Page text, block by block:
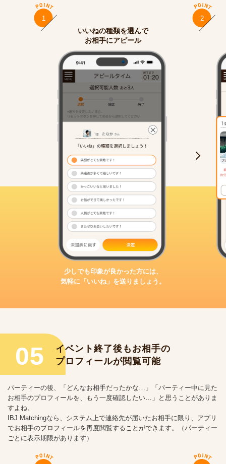
1
いいねの種類を選んで
お相手にアピール
少しでも印象が良かった方には、
気軽に「いいね」を送りましょう。
2
05
イベント終了後もお相手の
プロフィールが閲覧可能
パーティーの後、「どんなお相手だったかな…」「パーティー中に見た
お相手のプロフィールを、もう一度確認したい…」と思うことがありま
すよね。
IBJ Matchingなら、システム上で連絡先が届いたお相手に限り、アプリ
でお相手のプロフィールを再度閲覧することができます。（パーティー
ごとに表示期限があります）